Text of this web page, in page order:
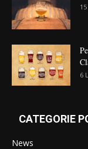
6
CATEGORIE
News